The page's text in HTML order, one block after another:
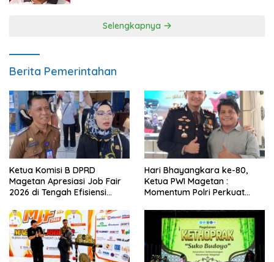
Selengkapnya
Berita Pemerintahan
Ketua Komisi B DPRD
Magetan Apresiasi Job Fair
2026 di Tengah Efisiensi
Hari Bhayangkara ke-80,
Ketua PWI Magetan :
Momentum Polri Perkuat